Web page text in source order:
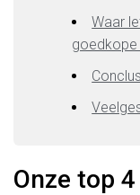
Waar
goedkope
Onze top